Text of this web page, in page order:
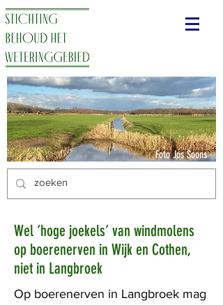
Foto Jos Soons
Wel ‘hoge joekels’ van windmolens
op boerenerven in Wijk en Cothen,
niet in Langbroek
Op boerenerven in Langbroek mag